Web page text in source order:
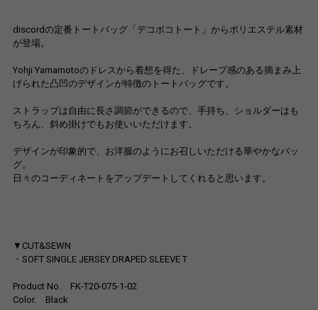
discordの定番トートバッグ「デコボコトート」からポリエステル素材
が登場。
Yohji Yamamotoのドレスから着想を得た、ドレープ感のある摘まみ上
げられた凸凹のデザインが特徴のトートバッグです。
ストラップは自由に長さ調節ができるので、手持ち、ショルダーはも
ちろん、斜め掛けでもお使いいただけます。
デザインが印象的で、お洋服のようにお召しいただける華やかなバッ
グ。
日々のコーディネートをアップデートしてくれると思います。
▼CUT&SEWN
・SOFT SINGLE JERSEY DRAPED SLEEVE T
Product No. FK-T20-075-1-02
Color. Black